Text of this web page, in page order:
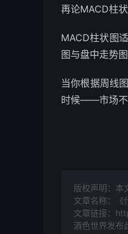
再论MACD柱
MACD柱状图
图与盘中走势
当你根据周线
时候——市场不
版权声明：本
文章名称：《
文章链接：
酒色世界发布